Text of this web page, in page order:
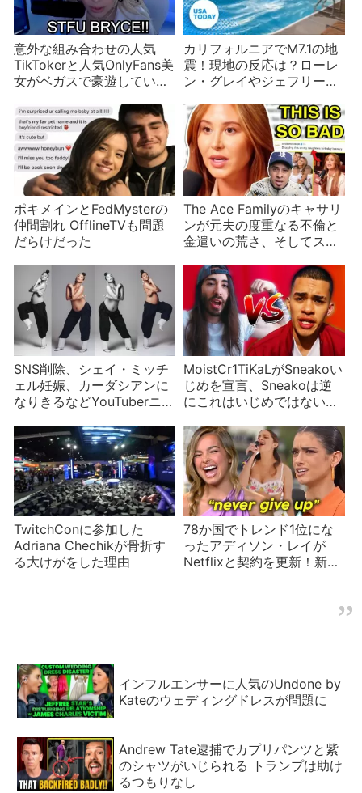
意外な組み合わせの人気
TikTokerと人気OnlyFans美
女がベガスで豪遊していた
カリフォルニアでM7.1の地
震！現地の反応は？ローレ
ン・グレイやジェフリー・
ポキメインとFedMysterの
仲間割れ OfflineTVも問題
だらけだった
The Ace Familyのキャサリ
ンが元夫の度重なる不倫と
金遣いの荒さ、そしてスピ
SNS削除、シェイ・ミッチ
ェル妊娠、カーダシアンに
なりきるなどYouTuberニュ
MoistCr1TiKaLがSneakoい
じめを宣言、Sneakoは逆
にこれはいじめではないと
TwitchConに参加した
Adriana Chechikが骨折す
る大けがをした理由
78か国でトレンド1位にな
ったアディソン・レイが
Netflixと契約を更新！新た
インフルエンサーに人気のUndone by
Kateのウェディングドレスが問題に
Andrew Tate逮捕でカプリパンツと紫
のシャツがいじられる トランプは助け
るつもりなし